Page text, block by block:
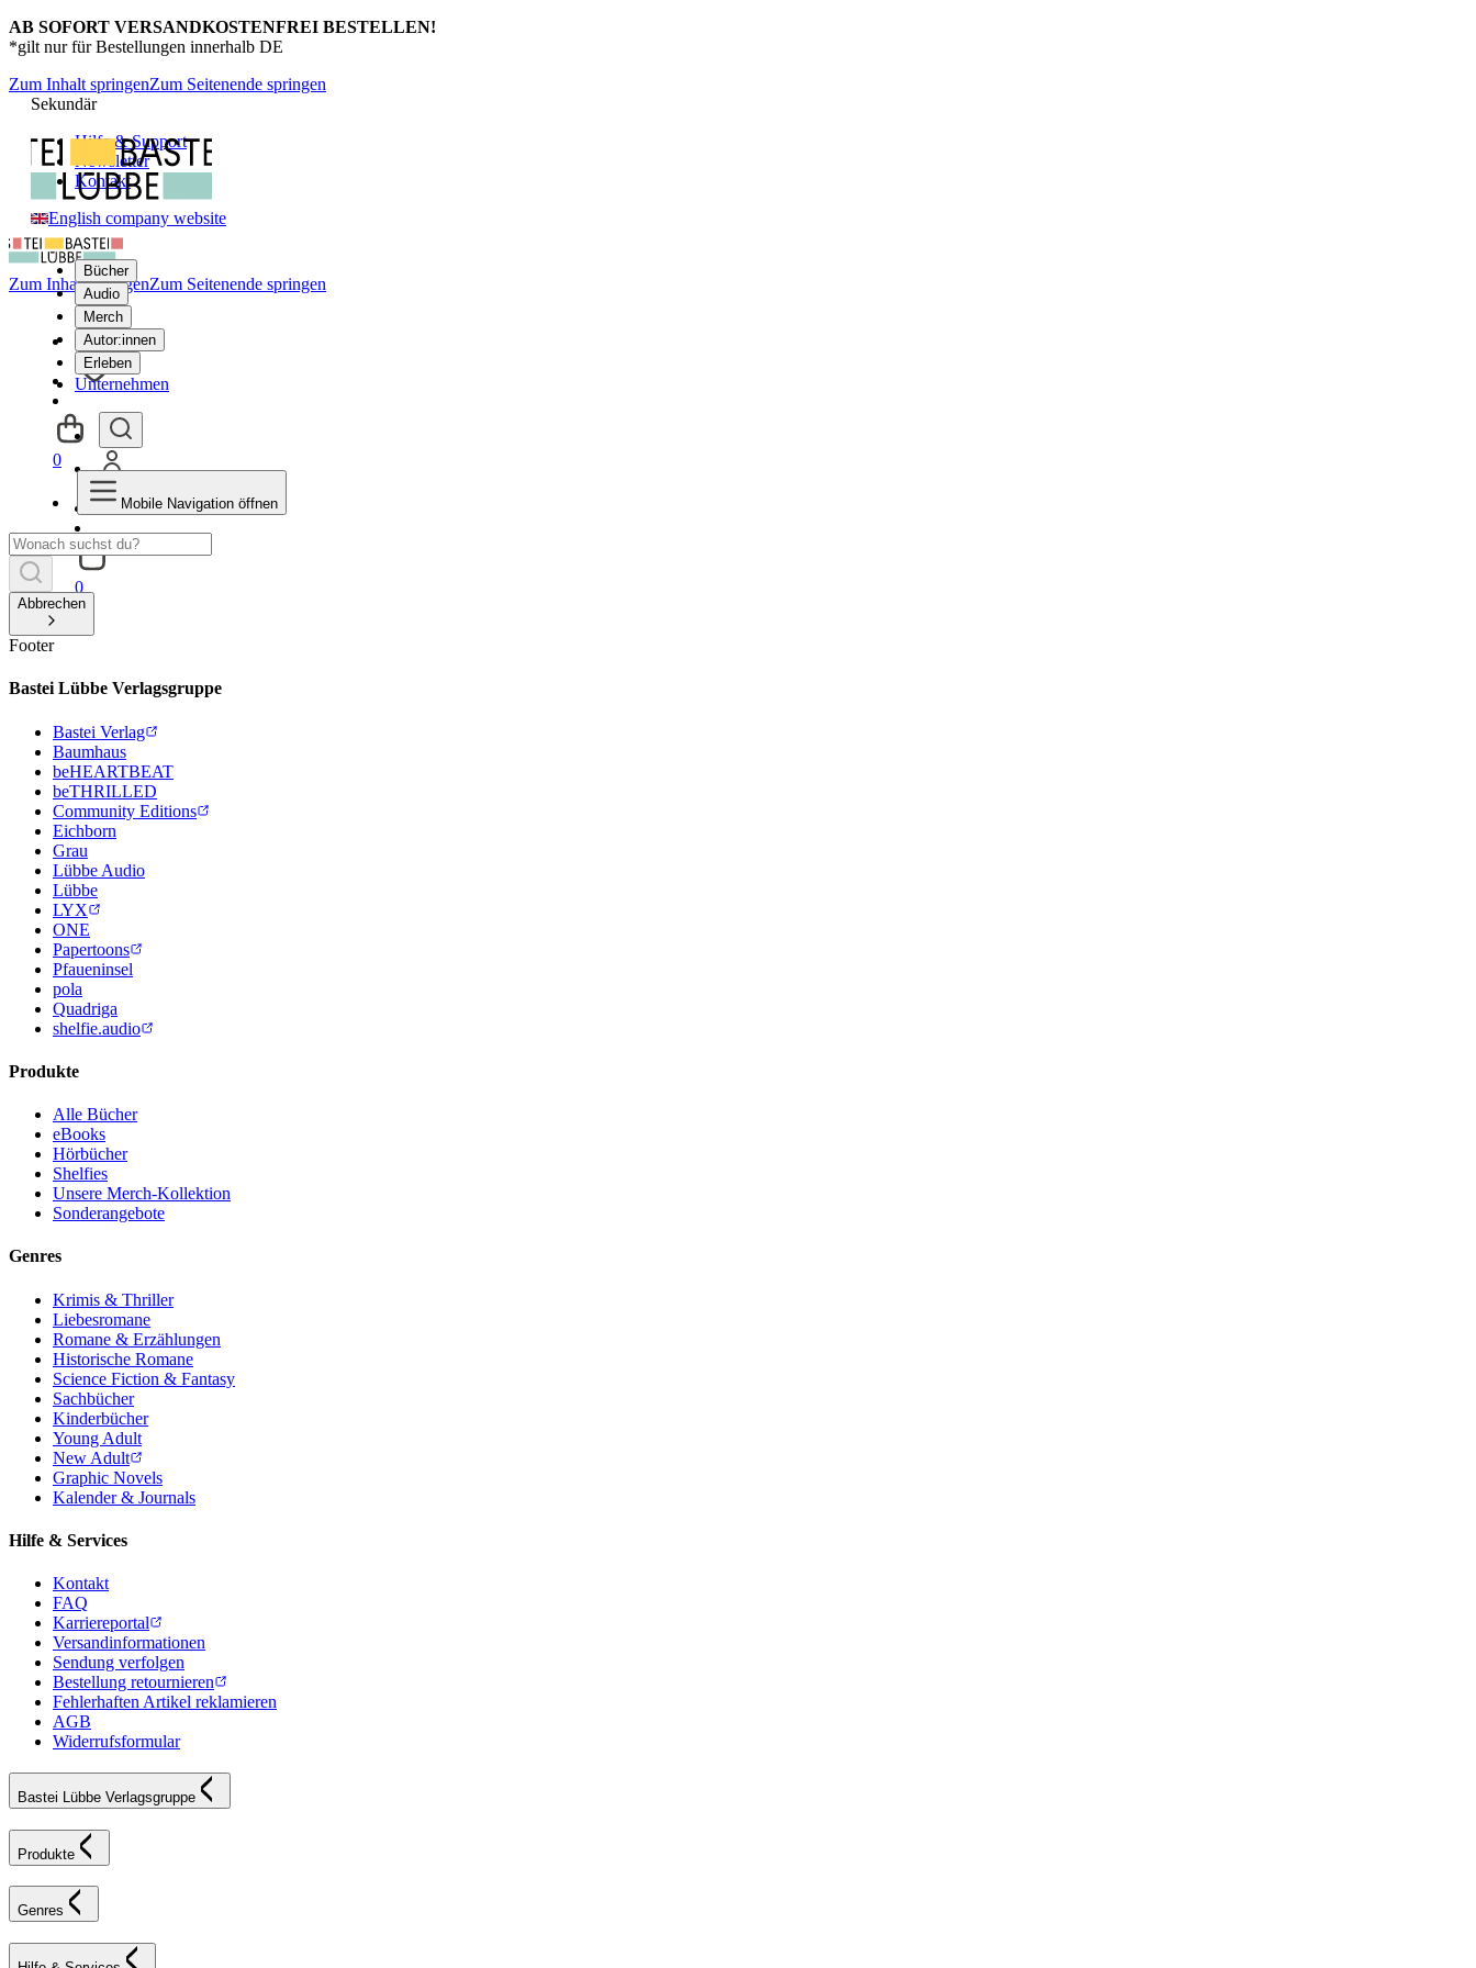
AB SOFORT VERSANDKOSTENFREI BESTELLEN!
*gilt nur für Bestellungen innerhalb DE
Zum Inhalt springenZum Seitenende springen
Sekundär
Hilfe & Support
Newsletter
Kontakt
English company website
Bücher
Audio
Merch
Autor:innen
Erleben
Unternehmen
0
Zum Inhalt springenZum Seitenende springen
0
Mobile Navigation öffnen
Abbrechen
Footer
Bastei Lübbe Verlagsgruppe
Bastei Verlag
Baumhaus
beHEARTBEAT
beTHRILLED
Community Editions
Eichborn
Grau
Lübbe Audio
Lübbe
LYX
ONE
Papertoons
Pfaueninsel
pola
Quadriga
shelfie.audio
Produkte
Alle Bücher
eBooks
Hörbücher
Shelfies
Unsere Merch-Kollektion
Sonderangebote
Genres
Krimis & Thriller
Liebesromane
Romane & Erzählungen
Historische Romane
Science Fiction & Fantasy
Sachbücher
Kinderbücher
Young Adult
New Adult
Graphic Novels
Kalender & Journals
Hilfe & Services
Kontakt
FAQ
Karriereportal
Versandinformationen
Sendung verfolgen
Bestellung retournieren
Fehlerhaften Artikel reklamieren
AGB
Widerrufsformular
Bastei Lübbe Verlagsgruppe
Produkte
Genres